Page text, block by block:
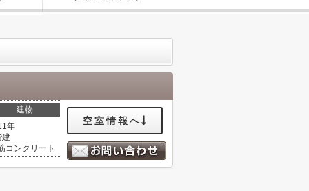
建物
年
建
コンクリート
空室情報へ